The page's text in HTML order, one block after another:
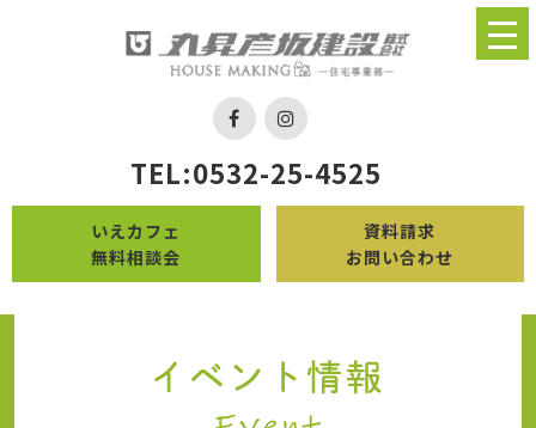
TEL:0532-25-4525
いえカフェ
無料相談会
資料請求
お問い合わせ